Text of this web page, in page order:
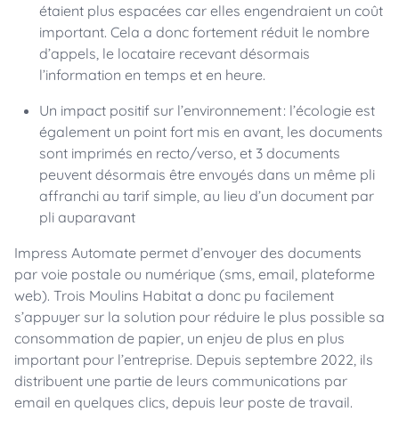
étaient plus espacées car elles engendraient un coût
important. Cela a donc fortement réduit le nombre
d’appels, le locataire recevant désormais
l’information en temps et en heure.
Un impact positif sur l’environnement : l’écologie est
également un point fort mis en avant, les documents
sont imprimés en recto/verso, et 3 documents
peuvent désormais être envoyés dans un même pli
affranchi au tarif simple, au lieu d’un document par
pli auparavant
Impress Automate permet d’envoyer des documents
par voie postale ou numérique (sms, email, plateforme
web). Trois Moulins Habitat a donc pu facilement
s’appuyer sur la solution pour réduire le plus possible sa
consommation de papier, un enjeu de plus en plus
important pour l’entreprise. Depuis septembre 2022, ils
distribuent une partie de leurs communications par
email en quelques clics, depuis leur poste de travail.